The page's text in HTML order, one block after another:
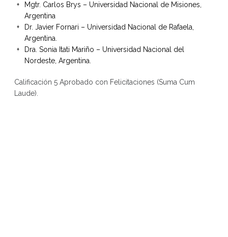
Mgtr. Carlos Brys – Universidad Nacional de Misiones,
Argentina
Dr. Javier Fornari – Universidad Nacional de Rafaela,
Argentina.
Dra. Sonia Itati Mariño – Universidad Nacional del
Nordeste, Argentina.
Calificación 5 Aprobado con Felicitaciones (Suma Cum
Laude).